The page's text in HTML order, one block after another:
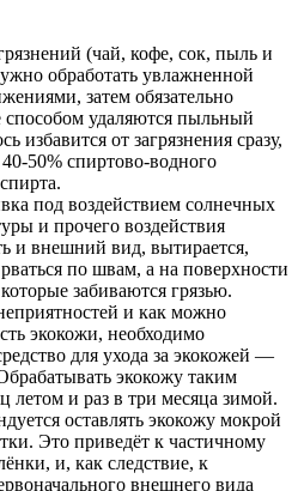
(чай, кофе, сок, пыль и
обработать увлажненной
затем обязательно
способом удаляются пыльный
избавится от загрязнения сразу,
50% спиртово-водного
под воздействием солнечных
и прочего воздействия
и внешний вид, вытирается,
по швам, а на поверхности
забиваются грязью.
и как можно
экокожи, необходимо
для ухода за экокожей —
экокожу таким
летом и раз в три месяца зимой.
оставлять экокожу мокрой
Это приведёт к частичному
и, как следствие, к
внешнего вида